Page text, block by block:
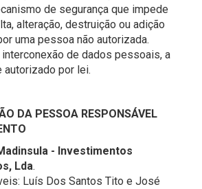
de segurança que impede
alteração, destruição ou adição
uma pessoa não autorizada.
interconexão de dados pessoais, a
autorizado por lei.
DA PESSOA RESPONSÁVEL
- Investimentos
Lda.
Luís Dos Santos Tito e José